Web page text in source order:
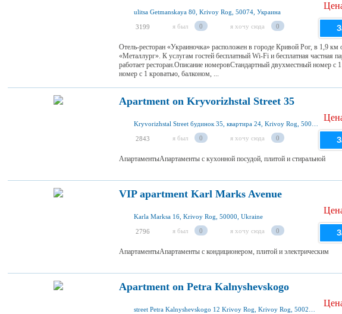
ulitsa Getmanskaya 80, Krivoy Rog, 50074, Украина
3199 я был 0 я хочу сюда 0
Отель-ресторан «Украиночка» расположен в городе Кривой Рог, в 1,9 км
«Металлург». К услугам гостей бесплатный Wi-Fi и бесплатная частная
работает ресторан.Описание номеровСтандартный двухместный номер с
номер с 1 кроватью, балконом, ...
Apartment on Kryvorizhstal Street 35
2843 я был 0 я хочу сюда 0
АпартаментыАпартаменты с кухонной посудой, плитой и стиральной
VIP apartment Karl Marks Avenue
Karla Marksa 16, Krivoy Rog, 50000, Ukraine
2796 я был 0 я хочу сюда 0
АпартаментыАпартаменты с кондиционером, плитой и электрическим
Apartment on Petra Kalnyshevskogo